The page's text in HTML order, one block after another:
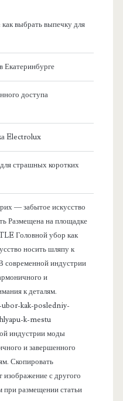
как выбрать выпечку для
Екатеринбурге
доступа
Electrolux
страшных коротких
— забытое искусство
Размещена на площадке
Головной убор как
носить шляпу к
индустрии
и
к деталям.
ubor-kak-posledniy-
k-mestu
индустрии моды
и завершенного
Скопировать
изображение с другого
при размещении статьи